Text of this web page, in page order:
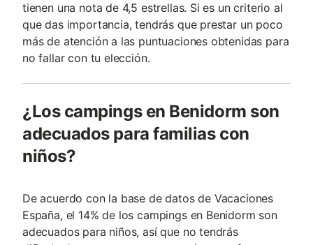
tienen una nota de 4,5 estrellas. Si es un criterio al
que das importancia, tendrás que prestar un poco
más de atención a las puntuaciones obtenidas para
no fallar con tu elección.
¿Los campings en Benidorm son
adecuados para familias con
niños?
De acuerdo con la base de datos de Vacaciones
España, el 14% de los campings en Benidorm son
adecuados para niños, así que no tendrás